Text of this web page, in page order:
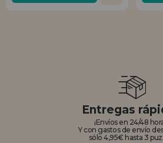
Entregas
¡Envíos en 24/48
Y con gastos de envío
sólo 4,95€ hasta 3